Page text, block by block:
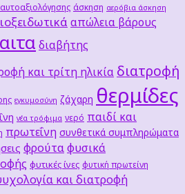
άσκηση αερόβια άσκηση
απώλεια βάρους
διαβήτης
και τρίτη ηλικία διατροφή
εγκυμοσύνη ζάχαρη θερμίδες
νέα τρόφιμα νερό παιδί και
πρωτεΐνη συνθετικά συμπληρώματα
φρούταφυσικά
φυτικές ίνες φυτική πρωτείνη
και διατροφή